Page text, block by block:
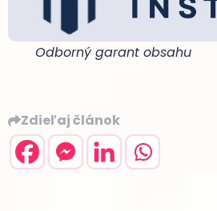
Odborný garant obsahu
Zdieľaj článok